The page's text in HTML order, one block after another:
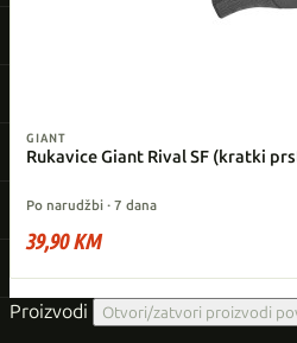
GIANT
Rukavice Giant Rival SF (kratki
Po narudžbi · 7 dana
39,90 KM
Proizvodi Otvori/zatvori proizvodi